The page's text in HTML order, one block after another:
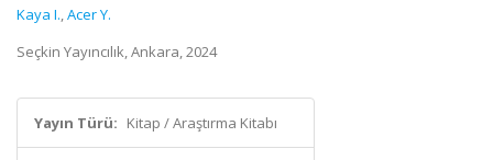
Kaya I.,Acer Y.
Seçkin Yayıncılık, Ankara, 2024
Yayın Türü: Kitap / Araştırma Kitabı